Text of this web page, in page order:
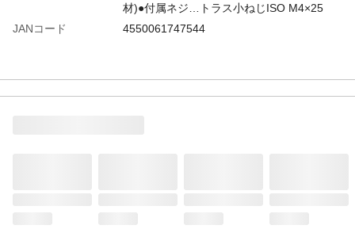
材)●付属ネジ…トラス小ねじISO M4×25
JANコード
4550061747544